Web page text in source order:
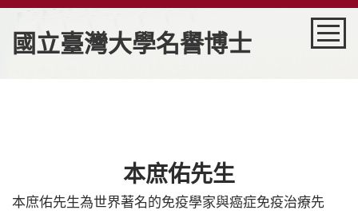
國立臺灣大學名譽博士
本庶佑先生
本庶佑先生為世界著名的免疫學家與癌症免疫治療先